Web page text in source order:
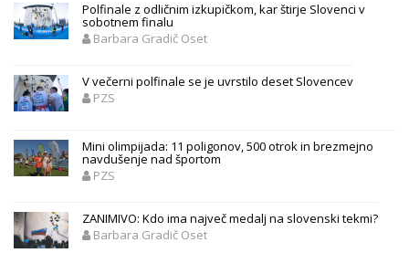
Polfinale z odličnim izkupičkom, kar štirje Slovenci v
sobotnem finalu
Barbara Gradič Oset
V večerni polfinale se je uvrstilo deset Slovencev
PZS
Mini olimpijada: 11 poligonov, 500 otrok in brezmejno
navdušenje nad športom
PZS
ZANIMIVO: Kdo ima največ medalj na slovenski tekmi?
Barbara Gradič Oset